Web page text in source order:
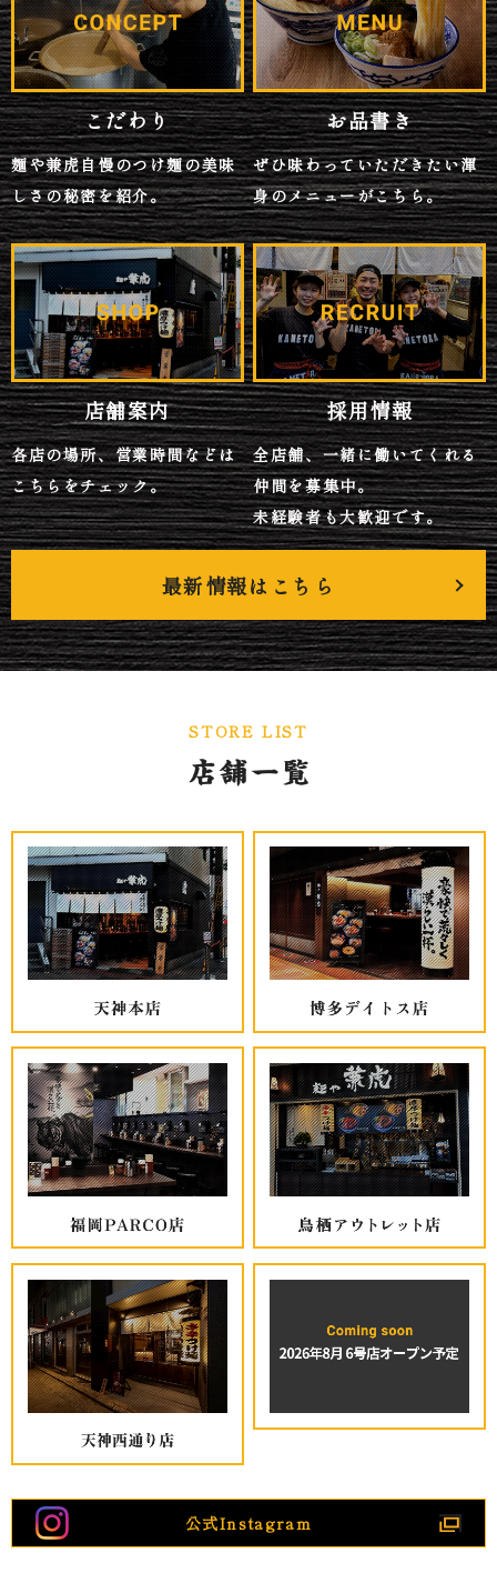
こだわり
麺や兼虎自慢のつけ麺の美味
しさの秘密を紹介。
お品書き
ぜひ味わっていただきたい渾
身のメニューがこちら。
店舗案内
各店の場所、営業時間などは
こちらをチェック。
採用情報
全店舗、一緒に働いてくれる
仲間を募集中。
未経験者も大歓迎です。
最新情報はこちら
STORE LIST
公式Instagram